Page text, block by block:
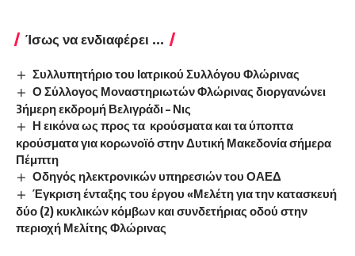
Ίσως να ενδιαφέρει ...
Συλλυπητήριο του Ιατρικού Συλλόγου Φλώρινας
Ο Σύλλογος Μοναστηριωτών Φλώρινας διοργανώνει
3ήμερη εκδρομή Βελιγράδι – Νις
Η εικόνα ως προς τα κρούσματα και τα ύποπτα
κρούσματα για κορωνοϊό στην Δυτική Μακεδονία σήμερα
Πέμπτη
Οδηγός ηλεκτρονικών υπηρεσιών του ΟΑΕΔ
Έγκριση ένταξης του έργου «Μελέτη για την κατασκευή
δύο (2) κυκλικών κόμβων και συνδετήριας οδού στην
περιοχή Μελίτης Φλώρινας